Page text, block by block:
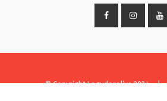
© Copyright Logudorolive 2024 |